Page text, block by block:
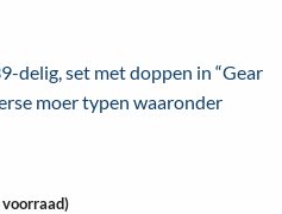
delig, set met doppen in “Gear
moer typen waaronder